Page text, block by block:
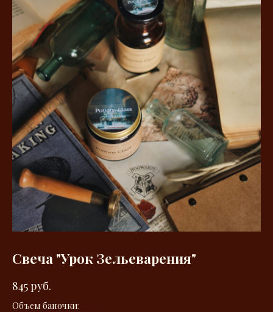
Свеча "Урок Зельеварения"
845руб.
Объем баночки: